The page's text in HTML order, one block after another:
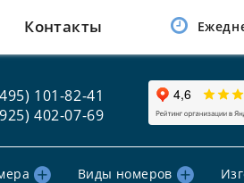
Контакты
101-82-41
402-07-69
Виды номеров